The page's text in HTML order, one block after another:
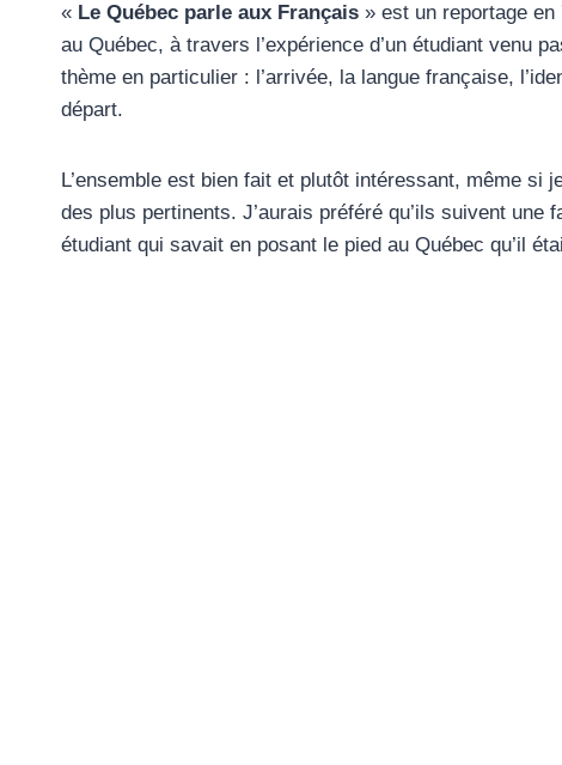
« Le Québec parle aux Français » est un reportage
au Québec, à travers l’expérience d’un étudiant venu
thème en particulier : l’arrivée, la langue française,
départ.
L’ensemble est bien fait et plutôt intéressant, même si
des plus pertinents. J’aurais préféré qu’ils suivent
étudiant qui savait en posant le pied au Québec qu’il